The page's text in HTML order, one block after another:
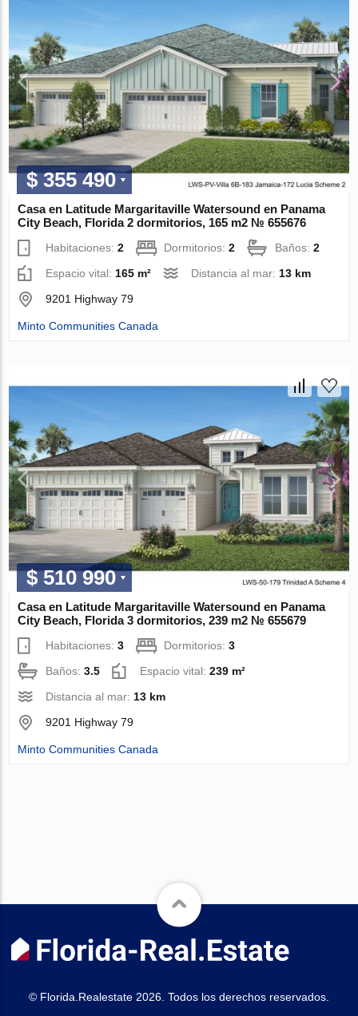
$ 355 490
Casa en Latitude Margaritaville Watersound en Panama
City Beach, Florida 2 dormitorios, 165 m2 № 655676
Habitaciones:2 Dormitorios:2 Baños:2
Espacio vital: 165 m² Distancia al mar: 13 km
9201 Highway 79
Minto Communities Canada
$ 510 990
Casa en Latitude Margaritaville Watersound en Panama
City Beach, Florida 3 dormitorios, 239 m2 № 655679
Habitaciones:3 Dormitorios:3
Baños:3.5 Espacio vital:239 m²
Distancia al mar: 13 km
9201 Highway 79
Minto Communities Canada
© Florida.Realestate 2026. Todos los derechos reservados.